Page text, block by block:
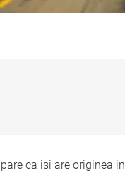
ca isi are originea in